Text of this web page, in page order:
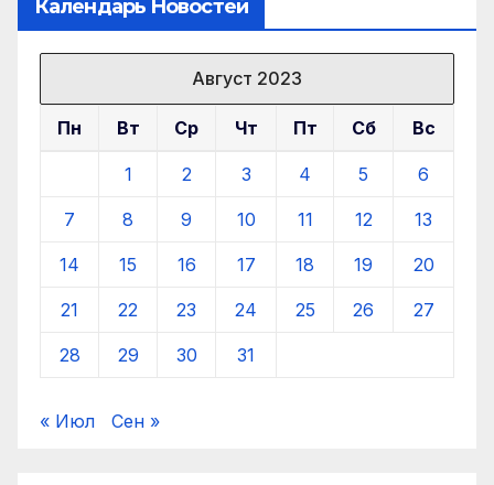
Календарь Новостей
Август 2023
Пн Вт Ср Чт Пт Сб Вс
1 2 3 4 5 6
7 8 9 10 11 12 13
14 15 16 17 18 19 20
21 22 23 24 25 26 27
28 29 30 31
« Июл Сен »